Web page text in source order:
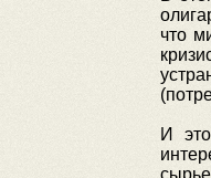
что
И